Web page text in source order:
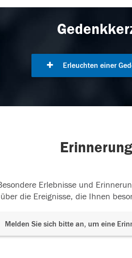
Erleuchten einer
Erlebnisse und
die Ereignisse, die Ihnen
Melden Sie sich bitte an, um eine